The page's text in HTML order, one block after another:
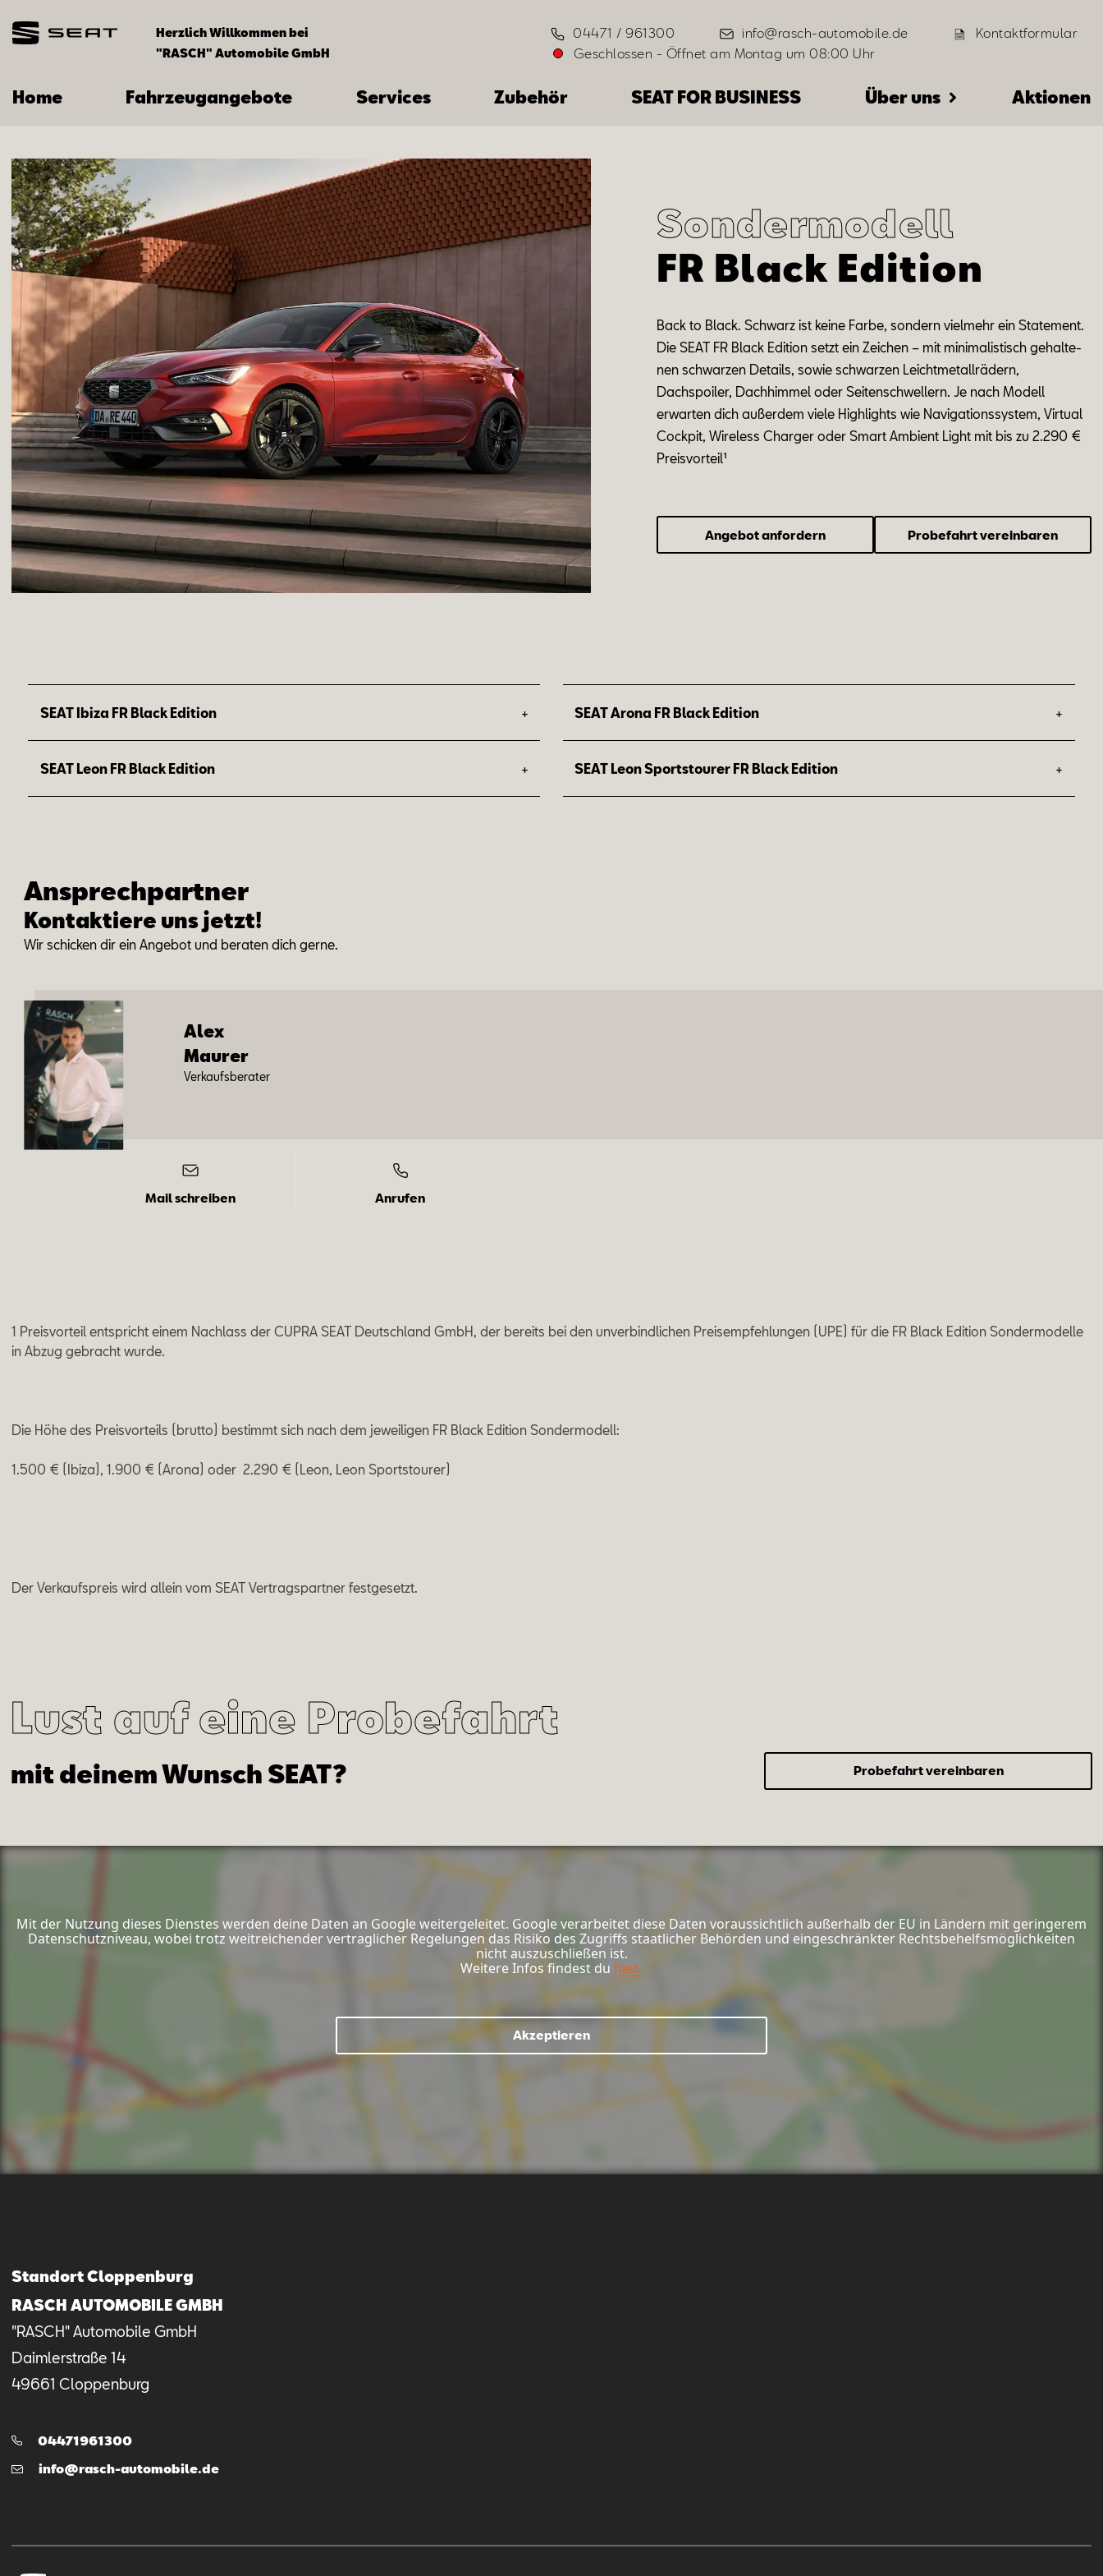
Herzlich Willkommen bei
"RASCH" Automobile GmbH
04471 / 961300 info@rasch-automobile.de
Kontaktformular
Geschlossen - Öffnet am Montag um 08:00 Uhr
Home Fahrzeugangebote Services Zubehör SEAT FOR BUSINESS Über uns Aktionen
Sondermodell
FR Black Edition
Backto Black Schwarz ist kei­ne Far­be son­dern viel­mehr ein State­ment.
Die SEAT FR Black Edition setzt ein Zeichen – mit min­i­ma­lis­tisch ge­hal­te­
nenschwarzen Details sowie schwarzen Leichtmetallrädern,
Dachspoiler, Dachhimmel oder Seitenschwellern. Je nach Modell
erwarten dich außerdemvie­le Highlights wie Navigationssystem, Virtual
Cockpit, Wireless Charger oder Smart Ambient Light mit bis zu 2.290 €
Preis­vor­teil¹
Angebot anfordern Probefahrt vereinbaren
SEAT Ibiza FR Black Edition +
Preisvorteil: 1.500 €1
Dein Upgrade zur Serienausstattung des Ibiza FR:
SEAT Leon FR Black Edition +
Preisvorteil: 2.290 €1
SEAT Arona FR Black Edition +
Preisvorteil: 1.900 €1
Dein Upgrade zur Serienausstattung des Arona FR:
SEAT Leon Sportstourer FR Black Edition +
Preisvorteil: 2.290 €1
Ansprechpartner
Kontaktiere uns jetzt!
Wir schi­cken dir ein An­ge­bot und be­ra­ten dich ger­ne.
Alex
Mau­rer
Ver­kaufs­be­ra­ter
Mail schreiben Anrufen
1 Preisvorteil entspricht einem Nachlass der CUPRA SEAT Deutschland GmbH, der bereits bei den unverbindlichen Preisempfehlungen (UPE) für die FR Black Edition Sondermodelle
in Abzug gebracht wurde.
Die Höhe des Preisvorteils (brutto) bestimmt sich nach dem jeweiligen FR Black Edition Sondermodell:
1.500 € (Ibiza), 1.900 € (Arona) oder 2.290 € (Leon, Leon Sportstourer)
Der Verkaufspreis wird allein vom SEAT Vertragspartner festgesetzt.
Lust auf eine Probefahrt
mit deinem Wunsch SEAT? Probefahrt vereinbaren
Mit der Nutzung dieses Dienstes werden deine Daten an Google weitergeleitet. Google verarbeitet diese Daten voraussichtlich außerhalb der EU in Ländern mit geringerem
Datenschutzniveau, wobei trotz weitreichender vertraglicher Regelungen das Risiko des Zugriffs staatlicher Behörden und eingeschränkter Rechtsbehelfsmöglichkeiten
nicht auszuschließen ist.
Weitere Infos findest du hier.
Akzeptieren
Standort Cloppenburg
RASCH AUTOMOBILE GMBH
"RASCH" Automobile GmbH
Daimlerstraße 14
49661 Cloppenburg
Telefon:
04471961300
E-
info@rasch-automobile.de